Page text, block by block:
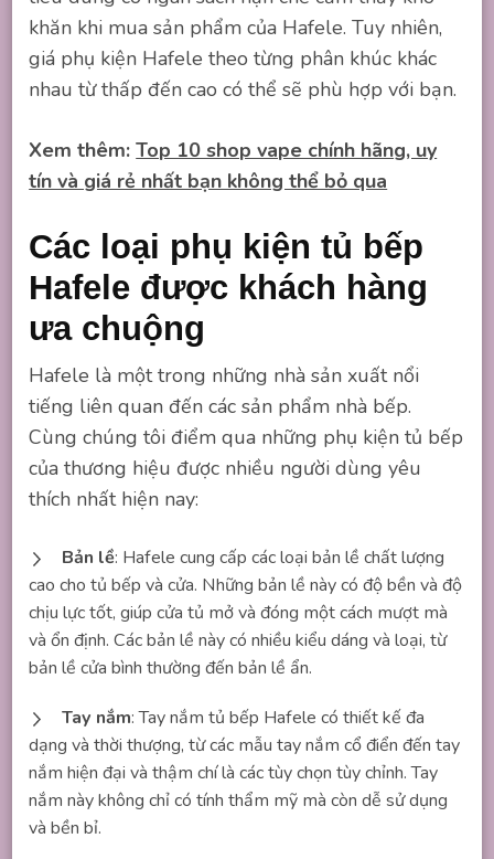
khăn khi mua sản phẩm của Hafele. Tuy nhiên,
giá phụ kiện Hafele theo từng phân khúc khác
nhau từ thấp đến cao có thể sẽ phù hợp với bạn.
Xem thêm:Top 10 shop vape chính hãng, uy
tín và giá rẻ nhất bạn không thể bỏ qua
Các loại phụ kiện tủ bếp
Hafele được khách hàng
ưa chuộng
Hafele là một trong những nhà sản xuất nổi
tiếng liên quan đến các sản phẩm nhà bếp.
Cùng chúng tôi điểm qua những phụ kiện tủ bếp
của thương hiệu được nhiều người dùng yêu
thích nhất hiện nay:
Bản lề: Hafele cung cấp các loại bản lề chất lượng
cao cho tủ bếp và cửa. Những bản lề này có độ bền và độ
chịu lực tốt, giúp cửa tủ mở và đóng một cách mượt mà
và ổn định. Các bản lề này có nhiều kiểu dáng và loại, từ
bản lề cửa bình thường đến bản lề ẩn.
Tay nắm: Tay nắm tủ bếp Hafele có thiết kế đa
dạng và thời thượng, từ các mẫu tay nắm cổ điển đến tay
nắm hiện đại và thậm chí là các tùy chọn tùy chỉnh. Tay
nắm này không chỉ có tính thẩm mỹ mà còn dễ sử dụng
và bền bỉ.